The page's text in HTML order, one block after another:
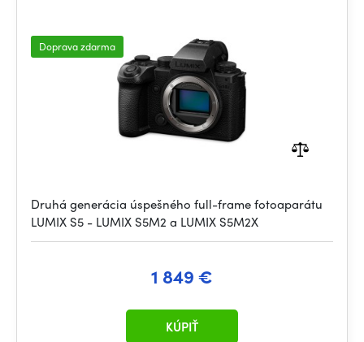
Doprava zdarma
Druhá generácia úspešného full-frame fotoaparátu
LUMIX S5 - LUMIX S5M2 a LUMIX S5M2X
1 849 €
KÚPIŤ